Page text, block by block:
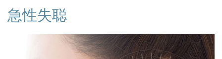
急性失聪